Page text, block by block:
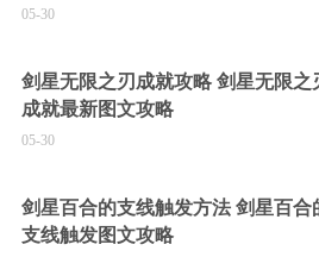
05-30
剑星无限之刃成就攻略 剑星无限之
成就最新图文攻略
05-30
剑星百合的支线触发方法 剑星百合
支线触发图文攻略